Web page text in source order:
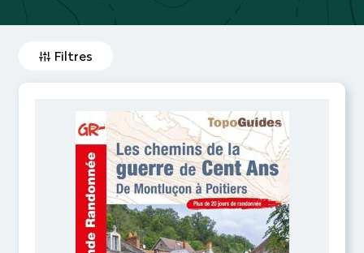
Filtres